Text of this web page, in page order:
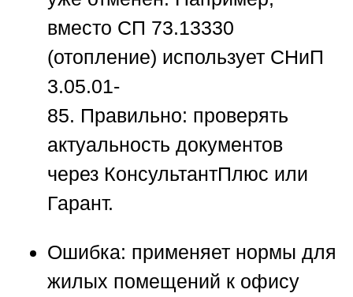
вместо СП 73.13330
(отопление) использует СНиП
3.05.01-
85. Правильно: проверять
актуальность документов
через КонсультантПлюс или
Гарант.
Ошибка: применяет нормы для
жилых помещений к офису